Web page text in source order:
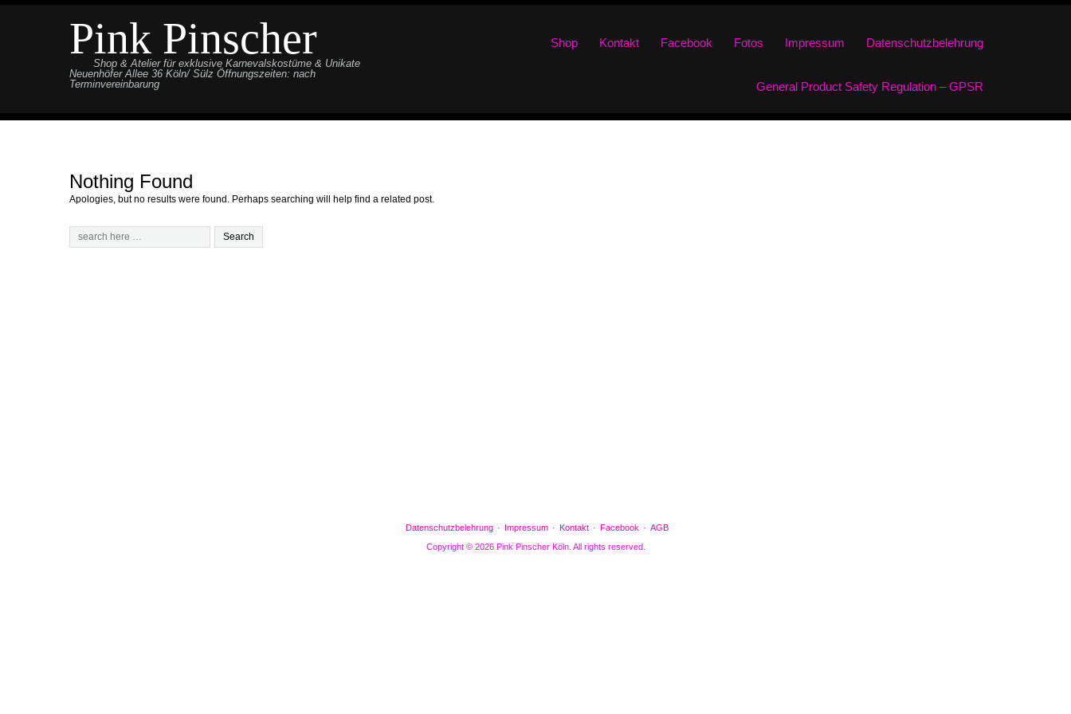
Pink Pinscher
Shop & Atelier für exklusive Karnevalskostüme & Unikate
Neuenhöfer Allee 36 Köln/ Sülz Öffnungszeiten: nach
Terminvereinbarung
Shop Kontakt Facebook Fotos Impressum Datenschutzbelehrung
General Product Safety Regulation – GPSR
Nothing Found
Apologies, but no results were found. Perhaps searching will help find a related post.
Datenschutzbelehrung Impressum Kontakt Facebook
AGB
Copyright © 2026 Pink Pinscher Köln. All rights reserved.